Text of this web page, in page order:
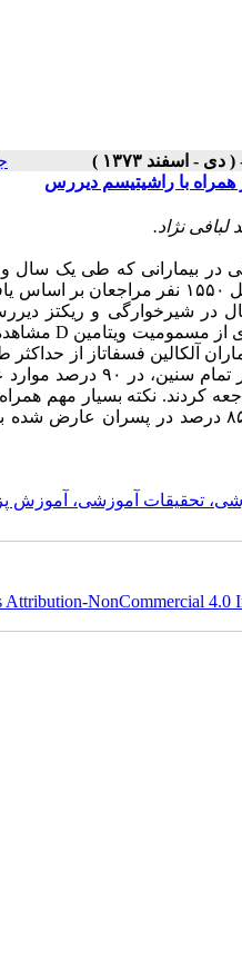
جلد
همراه با راشیتیسم دیررس
نژاد.
نتایج بررسی موارد ریکتز از دو ماهگی تا ۱۲
پزشکی شهید لبافی نژاد مراجعه کرده اند،
از مسمومیت ویتامین D
قابل توجه دیده شد. در این
در فصلهای سرد مراجعه کردند. نکته
(۶ تا ۱۲ سال) بارینوسینوزیت مزمن و ژیاردیوز می
تحقیقات آموزشی، آموزش
Attribution-NonCommercial 4.0